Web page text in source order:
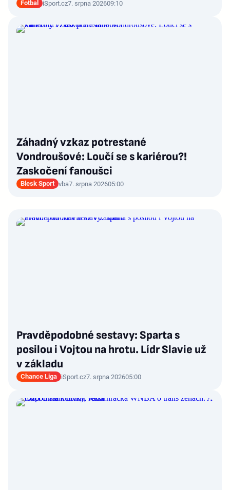
Fotbal iSport.cz7. srpna 202609:10
Záhadný vzkaz potrestané
Vondroušové: Loučí se s kariérou?!
Zaskočení fanoušci
Blesk Sport vba7. srpna 202605:00
Pravděpodobné sestavy: Sparta s
posilou i Vojtou na hrotu. Lídr Slavie už
v základu
Chance Liga iSport.cz7. srpna 202605:00